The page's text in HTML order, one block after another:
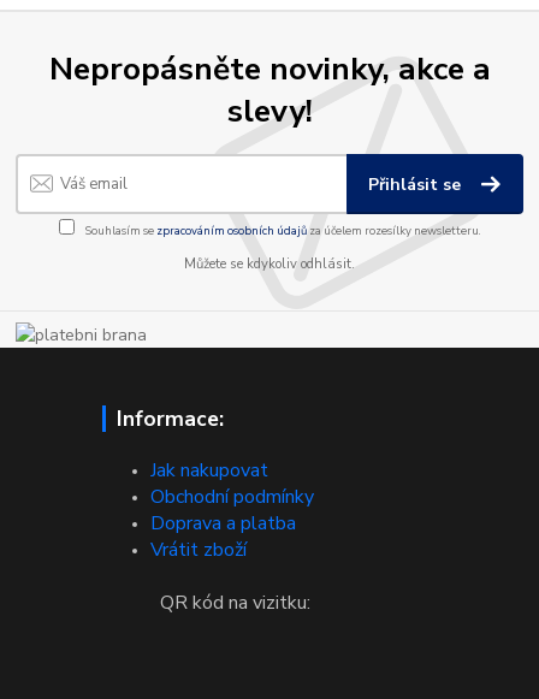
Nepropásněte novinky, akce a
slevy!
Přihlásit se
Souhlasím se zpracováním osobních údajůza účelem rozesílky newsletteru.
Můžete se kdykoliv odhlásit.
Informace:
Jak nakupovat
Obchodní podmínky
Doprava a platba
Vrátit zboží
QR kód na vizitku: